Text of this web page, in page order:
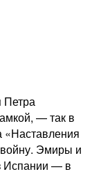
Петра
— так в
«Наставления
войну. Эмиры и
Испании — в